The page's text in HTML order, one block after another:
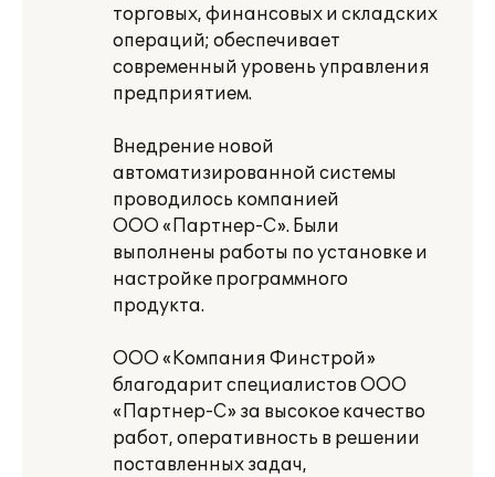
торговых, финансовых и складских
операций; обеспечивает
современный уровень управления
предприятием.
Внедрение новой
автоматизированной системы
проводилось компанией
ООО «Партнер-С». Были
выполнены работы по установке и
настройке программного
продукта.
ООО «Компания Финстрой»
благодарит специалистов ООО
«Партнер-С» за высокое качество
работ, оперативность в решении
поставленных задач,